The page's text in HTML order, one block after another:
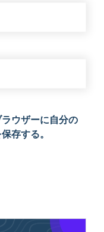
ウザーに自分の
存する。